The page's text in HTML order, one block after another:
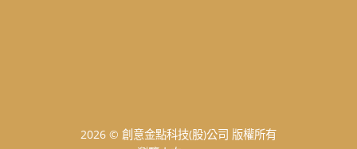
2026 © 創意金點科技(股)公司 版權所有